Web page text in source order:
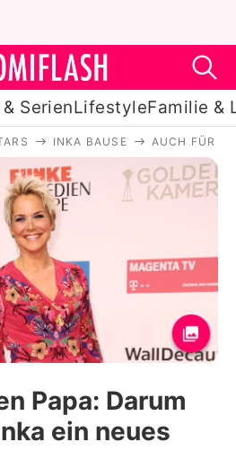
SerienLifestyleFamilie &
Royals
Stars
& Serien
Lifestyle
& Liebe
Exklusiv
auf Promiflash
INKA BAUSE AUCH FÜR
Papa: Darum
ein neues